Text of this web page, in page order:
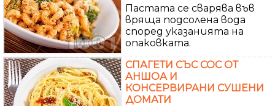
Пастата се сварява във
вряща подсолена вода
според указанията на
опаковката.
СПАГЕТИ СЪС СОС ОТ
АНШОА И
КОНСЕРВИРАНИ СУШЕНИ
ДОМАТИ